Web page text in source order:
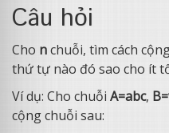
Câu hỏi
Cho nchuỗi, tìm cách
thứ tự nào đó sao cho ít
Ví dụ: Cho chuỗi A=abc,
cộng chuỗi sau: